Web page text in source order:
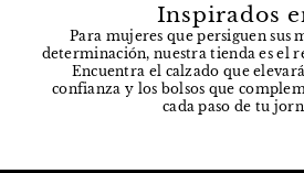
Inspirados
Para mujeres que persiguen sus
determinación, nuestra tienda es el
Encuentra el calzado que
confianza y los bolsos que
cada paso de tu